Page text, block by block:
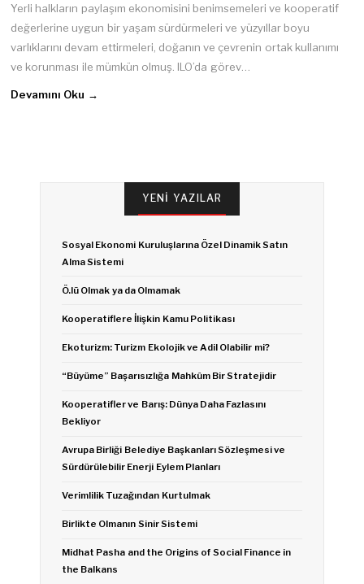
Yerli halkların paylaşım ekonomisini benimsemeleri ve kooperatif
değerlerine uygun bir yaşam sürdürmeleri ve yüzyıllar boyu
varlıklarını devam ettirmeleri, doğanın ve çevrenin ortak kullanımı
ve korunması ile mümkün olmuş. ILO’da görev…
Devamını Oku →
YENI YAZILAR
Sosyal Ekonomi Kuruluşlarına Özel Dinamik Satın
Alma Sistemi
Ö.lü Olmak ya da Olmamak
Kooperatiflere İlişkin Kamu Politikası
Ekoturizm: Turizm Ekolojik ve Adil Olabilir mi?
“Büyüme” Başarısızlığa Mahkûm Bir Stratejidir
Kooperatifler ve Barış: Dünya Daha Fazlasını
Bekliyor
Avrupa Birliği Belediye Başkanları Sözleşmesi ve
Sürdürülebilir Enerji Eylem Planları
Verimlilik Tuzağından Kurtulmak
Birlikte Olmanın Sinir Sistemi
Midhat Pasha and the Origins of Social Finance in
the Balkans